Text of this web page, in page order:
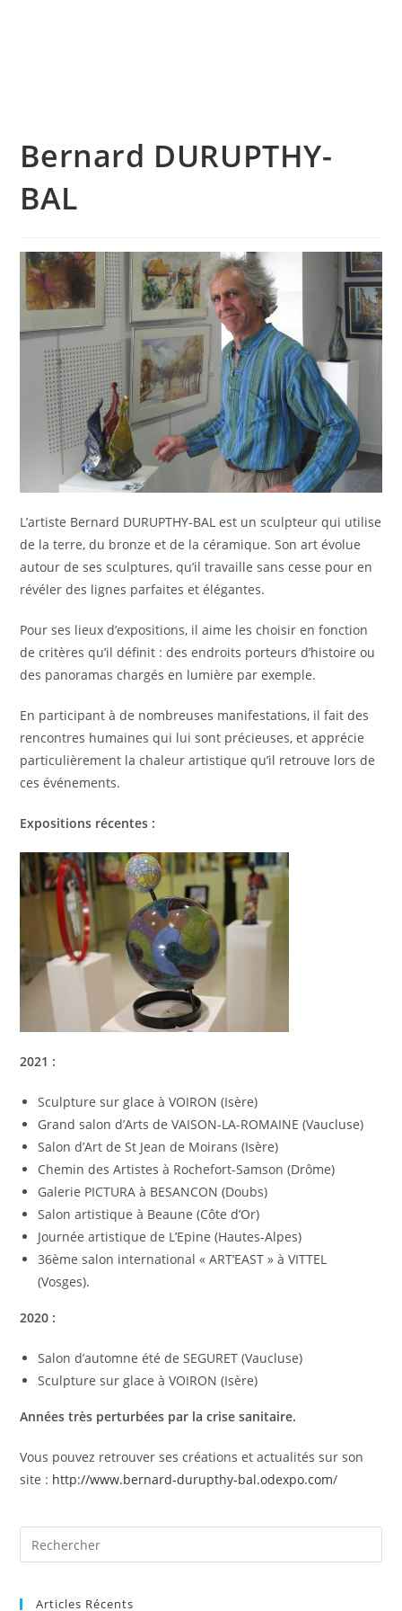
Bernard DURUPTHY-
BAL
L’artiste Bernard DURUPTHY-BAL est un sculpteur qui utilise
de la terre, du bronze et de la céramique. Son art évolue
autour de ses sculptures, qu’il travaille sans cesse pour en
révéler des lignes parfaites et élégantes.
Pour ses lieux d’expositions, il aime les choisir en fonction
de critères qu’il définit : des endroits porteurs d’histoire ou
des panoramas chargés en lumière par exemple.
En participant à de nombreuses manifestations, il fait des
rencontres humaines qui lui sont précieuses, et apprécie
particulièrement la chaleur artistique qu’il retrouve lors de
ces événements.
Expositions récentes :
2021 :
Sculpture sur glace à VOIRON (Isère)
Grand salon d’Arts de VAISON-LA-ROMAINE (Vaucluse)
Salon d’Art de St Jean de Moirans (Isère)
Chemin des Artistes à Rochefort-Samson (Drôme)
Galerie PICTURA à BESANCON (Doubs)
Salon artistique à Beaune (Côte d’Or)
Journée artistique de L’Epine (Hautes-Alpes)
36ème salon international « ART’EAST » à VITTEL
(Vosges).
2020 :
Salon d’automne été de SEGURET (Vaucluse)
Sculpture sur glace à VOIRON (Isère)
Années très perturbées par la crise sanitaire.
Vous pouvez retrouver ses créations et actualités sur son
site : http://www.bernard-durupthy-bal.odexpo.com/
Articles Récents